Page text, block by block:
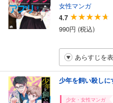
女性マンガ
4.7
990円 (税込)
あらすじを
少年を飼い殺し
少女・女性マンガ